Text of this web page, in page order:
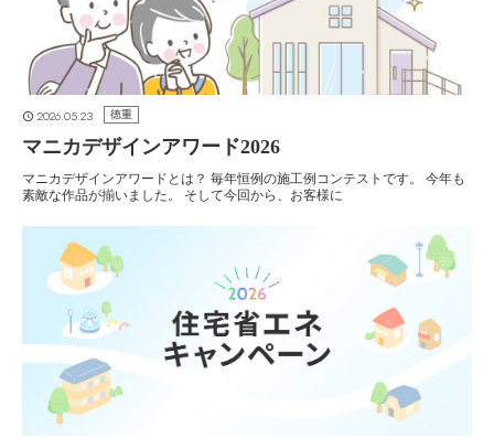
2026.05.23 徳重
マニカデザインアワード2026
マニカデザインアワードとは？ 毎年恒例の施工例コンテストです。 今年も
素敵な作品が揃いました。 そして今回から、お客様に